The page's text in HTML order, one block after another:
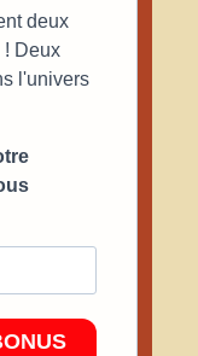
deux
! Deux
l'univers